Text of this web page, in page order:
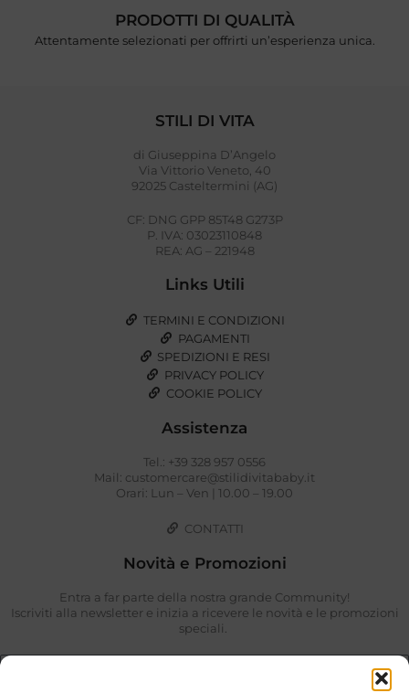
PRODOTTI DI QUALITÀ
Attentamente selezionati per offrirti un’esperienza unica.
STILI DI VITA
di Giuseppina D’Angelo
Via Vittorio Veneto, 40
92025 Casteltermini (AG)
CF: DNG GPP 85T48 G273P
P. IVA: 03023110848
REA: AG – 221948
Links Utili
TERMINI E CONDIZIONI
PAGAMENTI
SPEDIZIONI E RESI
PRIVACY POLICY
COOKIE POLICY
Assistenza
Tel.: +39 328 957 0556
Mail: customercare@stilidivitababy.it
Orari: Lun – Ven | 10.00 – 19.00
CONTATTI
Novità e Promozioni
Entra a far parte della nostra grande Community!
Iscriviti alla newsletter e inizia a ricevere le novità e le promozioni
speciali.